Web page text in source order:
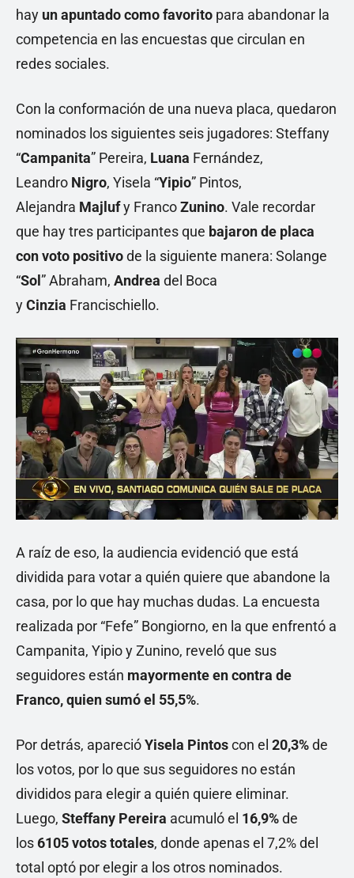
hay un apuntado como favorito para abandonar la
competencia en las encuestas que circulan en
redes sociales.
Con la conformación de una nueva placa, quedaron
nominados los siguientes seis jugadores: Steffany
“Campanita” Pereira, Luana Fernández,
Leandro Nigro, Yisela “Yipio” Pintos,
Alejandra Majlufy FrancoZunino. Vale recordar
que hay tres participantes que bajaron de placa
con voto positivode la siguiente manera: Solange
“Sol ” Abraham, Andrea del Boca
yCinzia Francischiello.
A raíz de eso, la audiencia evidenció que está
dividida para votar a quién quiere que abandone la
casa, por lo que hay muchas dudas. La encuesta
realizada por “Fefe” Bongiorno, en la que enfrentó a
Campanita, Yipio y Zunino, reveló que sus
seguidores están mayormente en contra de
Franco, quien sumó el 55,5%.
Por detrás, aparecióYisela Pintoscon el 20,3%de
los votos, por lo que sus seguidores no están
divididos para elegir a quién quiere eliminar.
Luego, Steffany Pereira acumuló el 16,9%de
los6105 votos totales, donde apenas el 7,2% del
total optó por elegir a los otros nominados.